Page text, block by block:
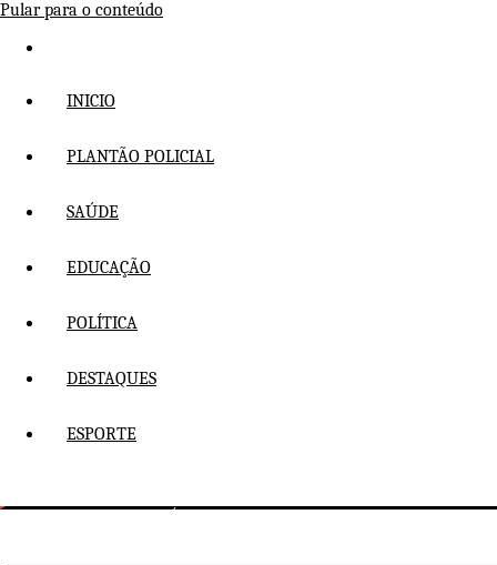
Pular para o conteúdo
INICIO
PLANTÃO POLICIAL
SAÚDE
EDUCAÇÃO
POLÍTICA
DESTAQUES
ESPORTE